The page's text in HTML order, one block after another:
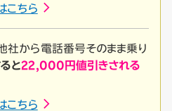
こちら
社から電話番号そのまま乗り
と22,000円値引きされる
こちら